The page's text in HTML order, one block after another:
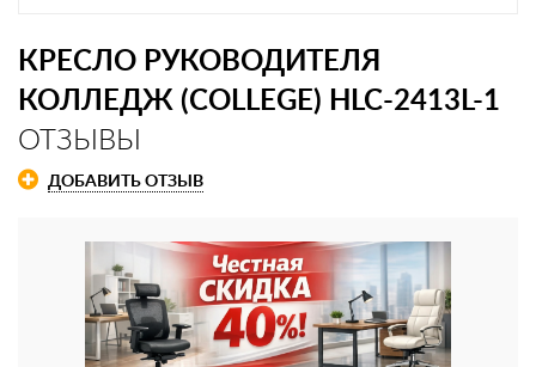
КРЕСЛО РУКОВОДИТЕЛЯ
КОЛЛЕДЖ (COLLEGE) HLC-2413L-1
ОТЗЫВЫ
ДОБАВИТЬ ОТЗЫВ